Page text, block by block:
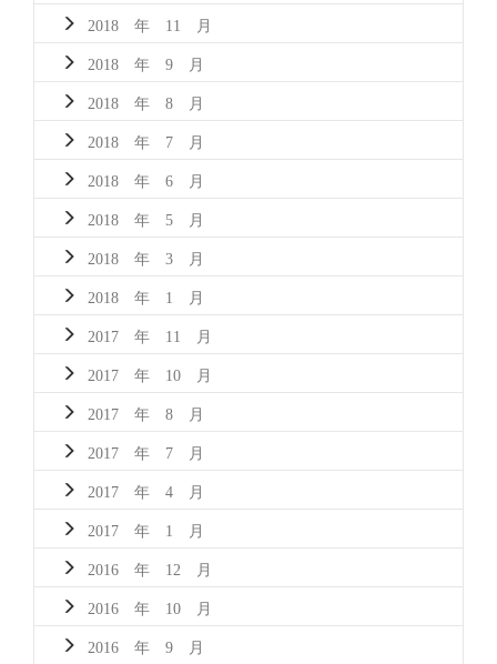
2018 年 11 月
2018 年 9 月
2018 年 8 月
2018 年 7 月
2018 年 6 月
2018 年 5 月
2018 年 3 月
2018 年 1 月
2017 年 11 月
2017 年 10 月
2017 年 8 月
2017 年 7 月
2017 年 4 月
2017 年 1 月
2016 年 12 月
2016 年 10 月
2016 年 9 月